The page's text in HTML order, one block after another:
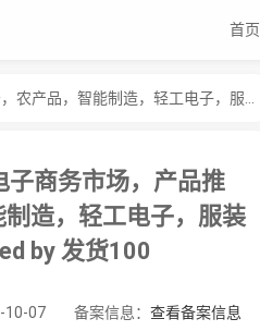
首页
商务市场，产品推
造，轻工电子，服装
by 发货100
10-07 备案信息：查看备案信息